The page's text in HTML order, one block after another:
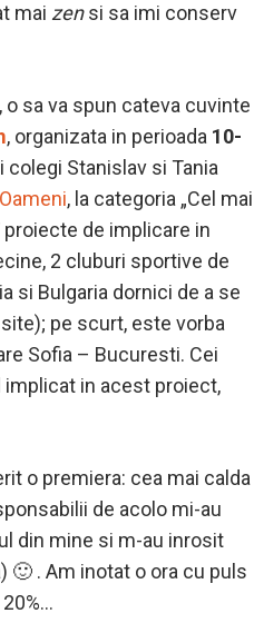
mai zensi sa imi conserv
sa va spun cateva cuvinte
, organizata in perioada 10-
Stanislav si Tania
, la categoria „Cel mai
de implicare in
2 cluburi sportive de
si Bulgaria dornici de a se
pe scurt, este vorba
Sofia – Bucuresti. Cei
implicat in acest proiect,
o premiera: cea mai calda
de acolo mi-au
din mine si m-au inrosit
. Am inotat o ora cu puls